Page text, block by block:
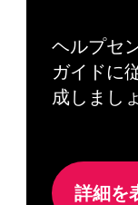
ヘルプセ
ガイドに
成しまし
詳細を